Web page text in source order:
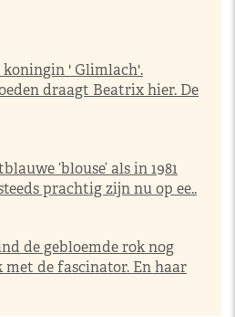
' Glimlach'.
draagt Beatrix hier. De
‘blouse’ als in 1981
prachtig zijn nu op ee..
de gebloemde rok nog
met de fascinator. En haar